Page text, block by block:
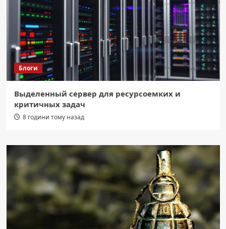
Блоги
Выделенный сервер для ресурсоемких и
критичных задач
8 години тому назад